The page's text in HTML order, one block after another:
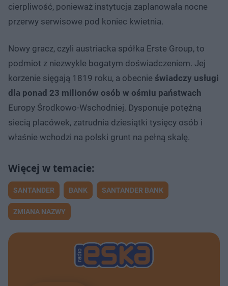
cierpliwość, ponieważ instytucja zaplanowała nocne
przerwy serwisowe pod koniec kwietnia.
Nowy gracz, czyli austriacka spółka Erste Group, to
podmiot z niezwykle bogatym doświadczeniem. Jej
korzenie sięgają 1819 roku, a obecnie świadczy usługi
dla ponad 23 milionów osób w ośmiu państwach
Europy Środkowo-Wschodniej. Dysponuje potężną
siecią placówek, zatrudnia dziesiątki tysięcy osób i
właśnie wchodzi na polski grunt na pełną skalę.
SANTANDER BANK SANTANDER BANK
ZMIANA NAZWY